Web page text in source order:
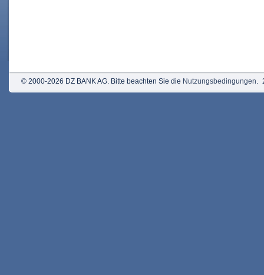
© 2000-2026 DZ BANK AG. Bitte beachten Sie die Nutzungsbedingungen.